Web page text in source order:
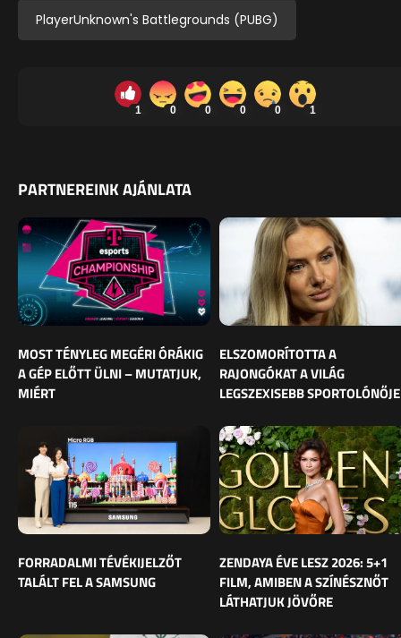
PlayerUnknown's Battlegrounds (PUBG)
1 0 0 0 0 1
PARTNEREINK AJÁNLATA
MOST TÉNYLEG MEGÉRI ÓRÁKIG
A GÉP ELŐTT ÜLNI – MUTATJUK,
MIÉRT
ELSZOMORÍTOTTA A
RAJONGÓKAT A VILÁG
LEGSZEXISEBB SPORTOLÓNŐJE
FORRADALMI TÉVÉKIJELZŐT
TALÁLT FEL A SAMSUNG
ZENDAYA ÉVE LESZ 2026: 5+1
FILM, AMIBEN A SZÍNÉSZNŐT
LÁTHATJUK JÖVŐRE